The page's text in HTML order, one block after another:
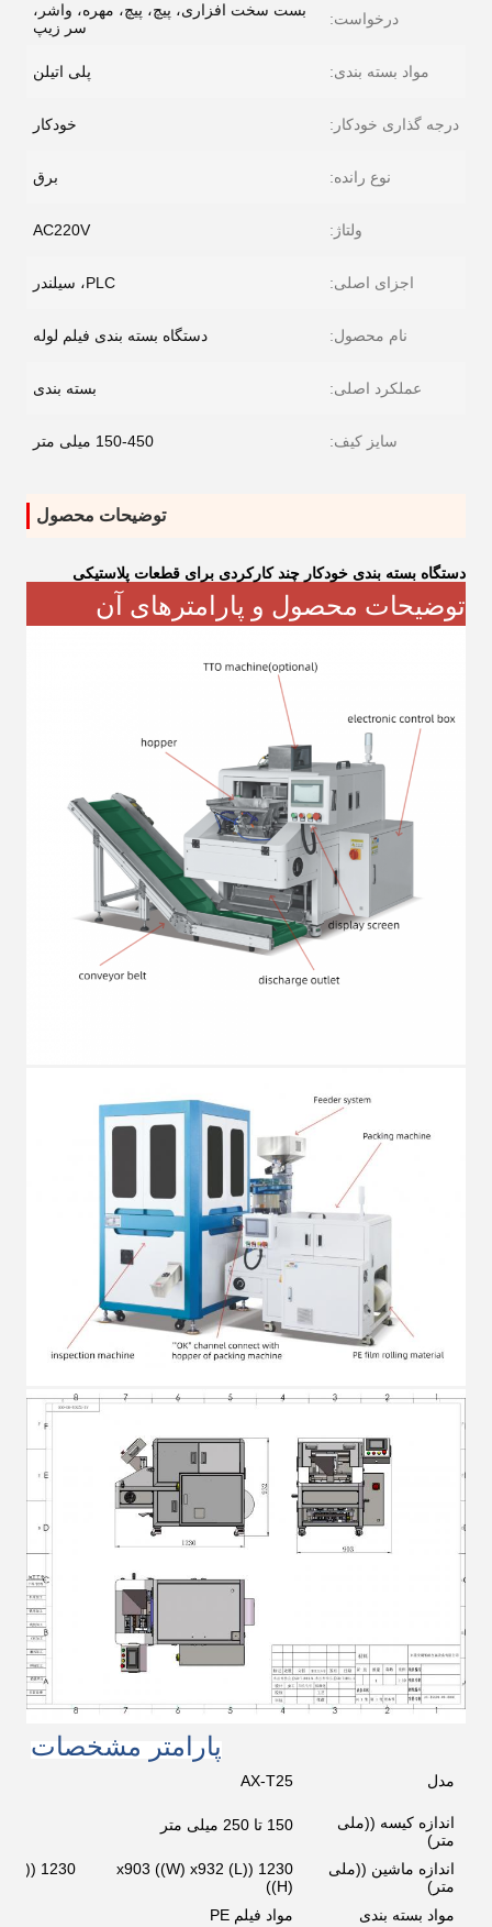
درخواست:
بست سخت افزاری، پیچ، پیچ، مهره، واشر،
سر زیپ
مواد بسته بندی: پلی اتیلن
درجه گذاری خودکار: خودکار
نوع رانده: برق
ولتاژ: AC220V
اجزای اصلی: PLC، سیلندر
نام محصول: دستگاه بسته بندی فیلم لوله
عملکرد اصلی: بسته بندی
سایز کیف: 150-450 میلی متر
توضیحات محصول
دستگاه بسته بندی خودکار چند کارکردی برای قطعات پلاستیکی
توضیحات محصول و پارامترهای آن
پارامتر مشخصات
مدل AX-T25
اندازه کیسه ((ملی
متر)
150 تا 250 میلی متر
اندازه ماشین ((ملی
متر)
1230 ((L) x903 ((W) x932
((H)
مواد بسته بندی مواد فیلم PE